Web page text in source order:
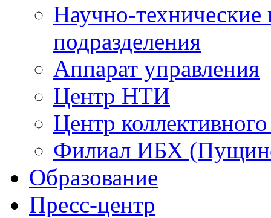
Научно-технические
подразделения
Аппарат управления
Центр НТИ
Центр
Филиал ИБХ
Образование
Пресс-центр